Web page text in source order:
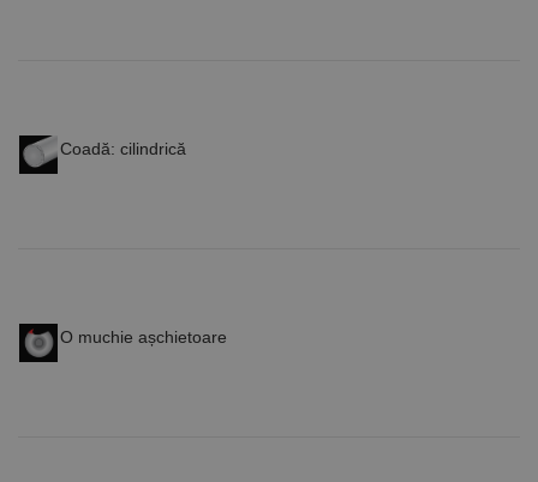
Coadă: cilindrică
O muchie așchietoare